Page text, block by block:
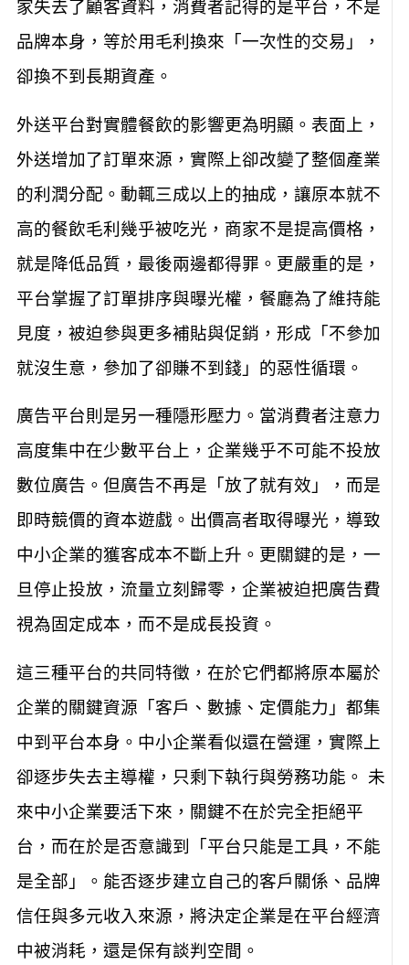
家失去了顧客資料，消費者記得的是平台，不是
品牌本身，等於用毛利換來「一次性的交易」，
卻換不到長期資產。
外送平台對實體餐飲的影響更為明顯。表面上，
外送增加了訂單來源，實際上卻改變了整個產業
的利潤分配。動輒三成以上的抽成，讓原本就不
高的餐飲毛利幾乎被吃光，商家不是提高價格，
就是降低品質，最後兩邊都得罪。更嚴重的是，
平台掌握了訂單排序與曝光權，餐廳為了維持能
見度，被迫參與更多補貼與促銷，形成「不參加
就沒生意，參加了卻賺不到錢」的惡性循環。
廣告平台則是另一種隱形壓力。當消費者注意力
高度集中在少數平台上，企業幾乎不可能不投放
數位廣告。但廣告不再是「放了就有效」，而是
即時競價的資本遊戲。出價高者取得曝光，導致
中小企業的獲客成本不斷上升。更關鍵的是，一
旦停止投放，流量立刻歸零，企業被迫把廣告費
視為固定成本，而不是成長投資。
這三種平台的共同特徵，在於它們都將原本屬於
企業的關鍵資源「客戶、數據、定價能力」都集
中到平台本身。中小企業看似還在營運，實際上
卻逐步失去主導權，只剩下執行與勞務功能。 未
來中小企業要活下來，關鍵不在於完全拒絕平
台，而在於是否意識到「平台只能是工具，不能
是全部」。能否逐步建立自己的客戶關係、品牌
信任與多元收入來源，將決定企業是在平台經濟
中被消耗，還是保有談判空間。